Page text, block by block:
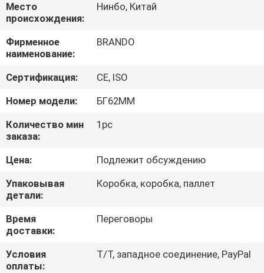
ЭКСКУРСИЯ
ПО
ЗАВОДУ
КОНТРОЛЬ
КАЧЕСТВА
СВЯЖИТЕСЬ
С
НАМИ
ЗАПРОСИТЕ
ЦИТАТУ
Место
происхождения:
Нинбо, Китай
Фирменное
наименование:
BRANDO
Сертификация:
CE, ISO
Номер модели:
БГ62ММ
Количество мин
заказа:
1pc
Цена:
Подлежит обсуждению
Упаковывая
детали:
Коробка, коробка, паллет
Время
доставки:
Переговоры
Условия
оплаты:
T/T, западное соединение, PayPal